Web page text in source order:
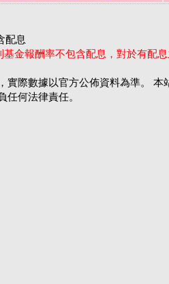
配息
金報酬率不包含配息，對於有配
實際數據以官方公佈資料為準。
任何法律責任。